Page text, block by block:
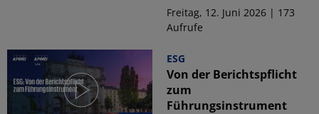
Freitag, 12. Juni 2026 | 173
Aufrufe
ESG
Von der Berichtspflicht
zum
Führungsinstrument